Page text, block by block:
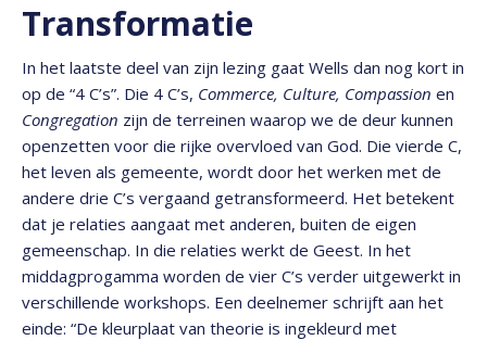
Transformatie
In het laatste deel van zijn lezing gaat Wells dan nog kort in
op de “4 C’s”. Die 4 C’s, Commerce, Culture, Compassion en
Congregation zijn de terreinen waarop we de deur kunnen
openzetten voor die rijke overvloed van God. Die vierde C,
het leven als gemeente, wordt door het werken met de
andere drie C’s vergaand getransformeerd. Het betekent
dat je relaties aangaat met anderen, buiten de eigen
gemeenschap. In die relaties werkt de Geest. In het
middagprogamma worden de vier C’s verder uitgewerkt in
verschillende workshops. Een deelnemer schrijft aan het
einde: “De kleurplaat van theorie is ingekleurd met